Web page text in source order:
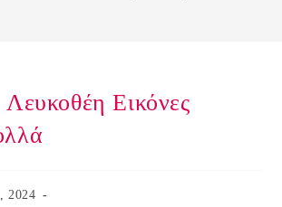
Εικόνες
2024